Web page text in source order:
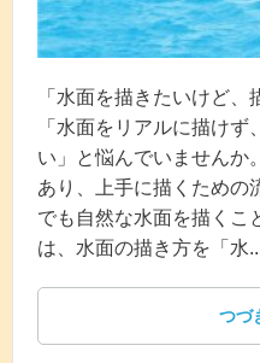
「水面を描きたいけど、
「水面をリアルに描け
い」と悩んでいませんか
あり、上手に描くための
でも自然な水面を描くこ
は、水面の描き方を「水
つづ